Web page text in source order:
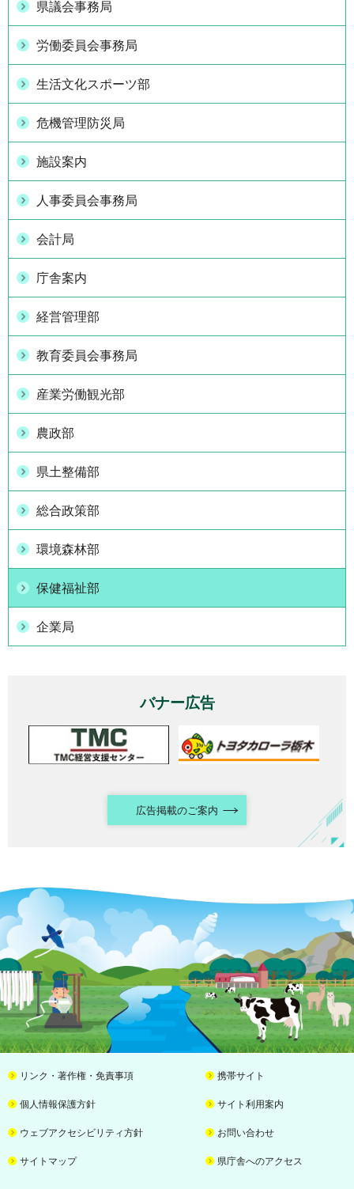
県議会事務局
労働委員会事務局
生活文化スポーツ部
危機管理防災局
施設案内
人事委員会事務局
会計局
庁舎案内
経営管理部
教育委員会事務局
産業労働観光部
農政部
県土整備部
総合政策部
環境森林部
保健福祉部
企業局
バナー広告
広告掲載のご案内
リンク・著作権・免責事項 携帯サイト
個人情報保護方針 サイト利用案内
ウェブアクセシビリティ方針 お問い合わせ
サイトマップ 県庁舎へのアクセス